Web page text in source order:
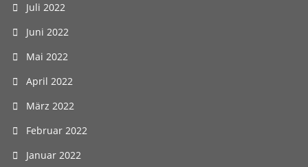
Juli 2022
Juni 2022
Mai 2022
April 2022
März 2022
Februar 2022
Januar 2022